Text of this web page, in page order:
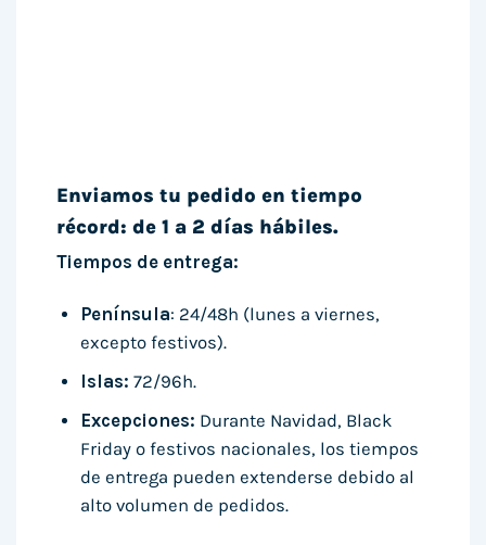
Enviamos tu pedido en tiempo
récord: de 1 a 2 días hábiles.
Tiempos de entrega:
Península: 24/48h (lunes a viernes,
excepto festivos).
Islas: 72/96h.
Excepciones: Durante Navidad, Black
Friday o festivos nacionales, los tiempos
de entrega pueden extenderse debido al
alto volumen de pedidos.